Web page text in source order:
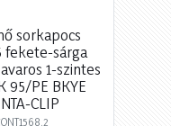
sorkapocs
fekete-sárga
1-szintes
95/PE BKYE
CLIP